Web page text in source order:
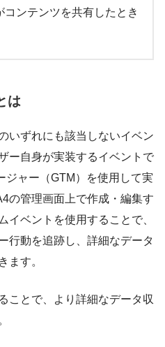
コンテンツを共有したとき
は
いずれにも該当しないイベン
ー自身が実装するイベントで
ジャー（GTM）を使用して実
の管理画面上で作成・編集す
イベントを使用することで、
行動を追跡し、詳細なデータ
ます。
ことで、より詳細なデータ収